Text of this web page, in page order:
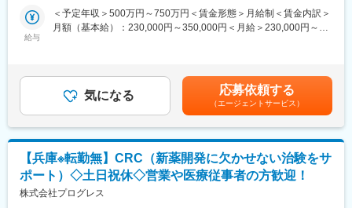
きます。
・社宅や世帯手当・家賃補助等の福利厚生充実。リーズナブルな
■当社について：
富士フイルムワコーケミカルは、長年培ってきた合成・量産技術
を活用して、有機・無機試薬、高機能有機化合物、原薬などの医
薬品原料の合成・製造を受託。富士フイルム和光純薬グループの
中核企業として、科学の発展と社会の進歩に貢献しています。
変更の範囲：会社の定める業務
業務全般をお任せします。工場で最先端の技術開発に関われるポ
ジションです。
・検査・測定・試薬などの装置・試薬の管理
・工場内検査・最終検査の実施と結果評価など
・品質管理職としてスキル・経験に応じた業務をお任せします。
※有機、無機化合物（液体・固体）を扱います。
・ご入社後は先輩社員とのOJTにて業務を学んで頂きます。1つ1
つ丁寧にお教えいたしますので、安心して業務を学んで頂ける環
境です。
給与
＜予定年収＞500万円～750万円＜賃金形態＞月給制＜賃金内訳＞
月額（基本給）：230,000円～350,000円＜月給＞230,000円～
当)717万円/40歳(月給35万4千円＋賞与＋世帯手当＋借家補助＋扶
養手当)賃金はあくまでも目安の金額であり、選考を通じて上下す
る可能性があります。月給(月額)は固定手当を含めた表記です。
気になる 応募依頼する
（エージェントサービス）
【兵庫※転勤無】CRC（新薬開発に欠かせない治験をサ
ポート）◇土日祝休◇営業や医療従事者の方歓迎！
株式会社プログレス